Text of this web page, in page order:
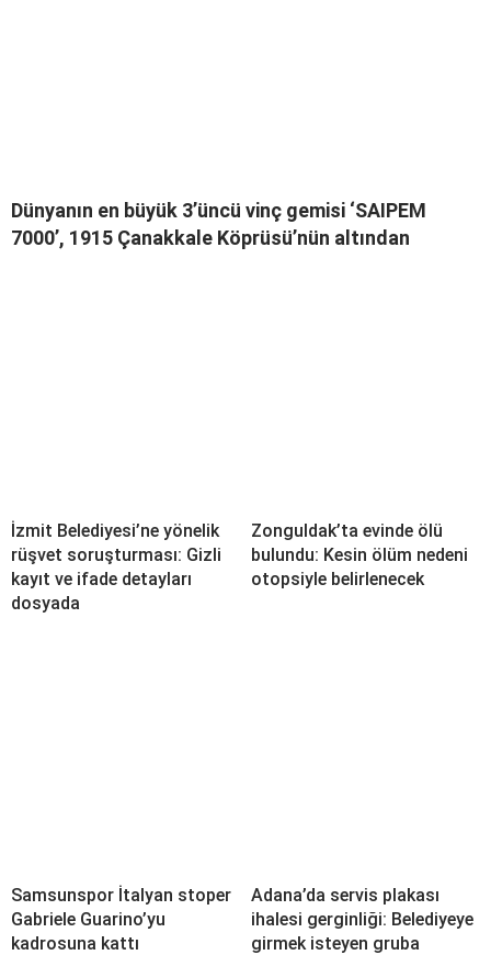
Dünyanın en büyük 3’üncü vinç gemisi ‘SAIPEM
7000’, 1915 Çanakkale Köprüsü’nün altından
İzmit Belediyesi’ne yönelik
rüşvet soruşturması: Gizli
kayıt ve ifade detayları
dosyada
Zonguldak’ta evinde ölü
bulundu: Kesin ölüm nedeni
otopsiyle belirlenecek
Samsunspor İtalyan stoper
Gabriele Guarino’yu
kadrosuna kattı
Adana’da servis plakası
ihalesi gerginliği: Belediyeye
girmek isteyen gruba